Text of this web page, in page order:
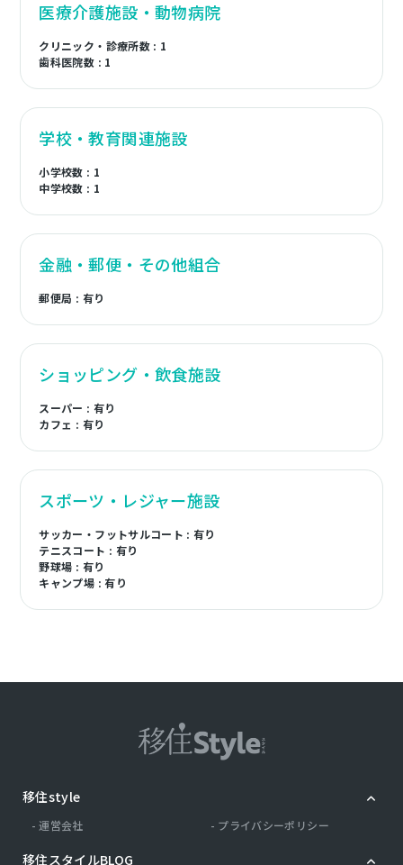
医療介護施設・動物病院
クリニック・診療所数 : 1
歯科医院数 : 1
学校・教育関連施設
小学校数 : 1
中学校数 : 1
金融・郵便・その他組合
郵便局 : 有り
ショッピング・飲食施設
スーパー : 有り
カフェ : 有り
スポーツ・レジャー施設
サッカー・フットサルコート : 有り
テニスコート : 有り
野球場 : 有り
キャンプ場 : 有り
移住style
運営会社 プライバシーポリシー
移住スタイルBLOG